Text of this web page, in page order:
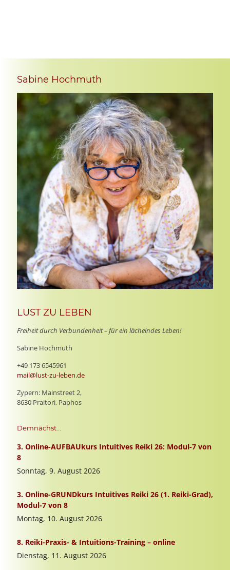
Sabine Hochmuth
LUST ZU LEBEN
Freiheit durch Verbundenheit – für ein lächelndes Leben!
Sabine Hochmuth
+49 173 6545961
mail@lust-zu-leben.de
Zypern: Mainstreet 2,
8630 Praitori, Paphos
Demnächst...